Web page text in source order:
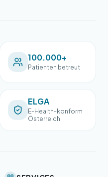
100.000+
Patienten betreut
ELGA
E-Health-konform
Österreich